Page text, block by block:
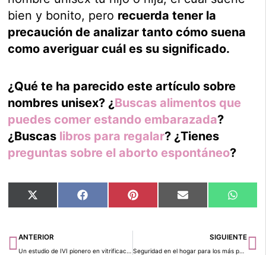
bien y bonito, pero recuerda tener la
precaución de analizar tanto cómo suena
como averiguar cuál es su significado.
¿Qué te ha parecido este artículo sobre
nombres unisex? ¿Buscas alimentos que
puedes comer estando embarazada?
¿Buscas libros para regalar? ¿Tienes
preguntas sobre el aborto espontáneo?
Compartir
en
X
(Twitter)
Compartir
en
Facebook Compartir
en
Pinterest Compartir
en
Email
en
Ant
ANTERIOR
Un estudio de IVI pionero en vitrificación, entre los 25 mejores de la historia de la ASRM
SIGUIENTE
Seguridad en el hogar para los más pequeños ¡Adapta tu vivienda!